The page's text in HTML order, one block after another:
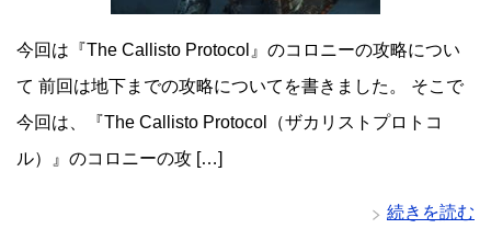
今回は『The Callisto Protocol』のコロニーの攻略につい
て 前回は地下までの攻略についてを書きました。 そこで
今回は、『The Callisto Protocol（ザカリストプロトコ
ル）』のコロニーの攻 […]
続きを読む